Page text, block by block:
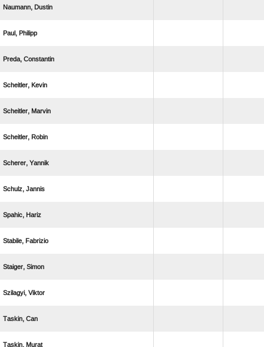
 
 
 
 
 
 
 
 
 
 
 
 
 
 